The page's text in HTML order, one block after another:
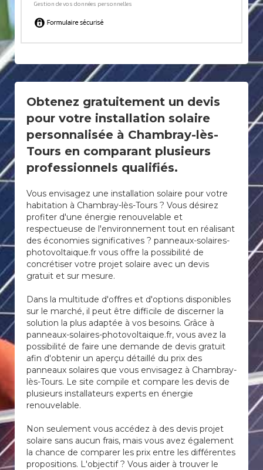
Obtenez gratuitement un devis
pour votre installation solaire
personnalisée à Chambray-lès-
Tours en comparant plusieurs
professionnels qualifiés.
Vous envisagez une installation solaire pour votre
habitation à Chambray-lès-Tours ? Vous désirez
profiter d'une énergie renouvelable et
respectueuse de l'environnement tout en réalisant
des économies significatives ? panneaux-solaires-
photovoltaique.fr vous offre la possibilité de
concrétiser votre projet solaire avec un devis
gratuit et sur mesure.
Dans la multitude d'offres et d'options disponibles
sur le marché, il peut être difficile de discerner la
solution la plus adaptée à vos besoins. Grâce à
panneaux-solaires-photovoltaique.fr, vous avez la
possibilité de faire une demande de devis gratuit
afin d'obtenir un aperçu détaillé du prix des
panneaux solaires que vous envisagez à Chambray-
lès-Tours. Le site compile et compare les devis de
plusieurs installateurs experts en énergie
renouvelable.
Non seulement vous accédez à des devis projet
solaire sans aucun frais, mais vous avez également
la chance de comparer les prix entre les différentes
propositions. L'objectif ? Vous aider à trouver le